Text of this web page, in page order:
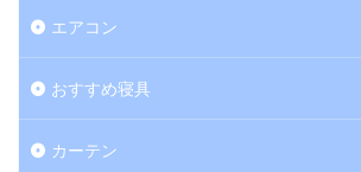
エアコン
おすすめ寝具
カーテン